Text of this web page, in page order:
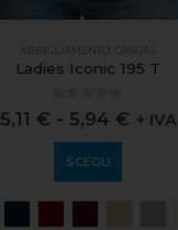
ABBIGLIAMENTO CASUAL
Ladies Iconic 195 T
out of 5
5,11 € - 5,94 € + IVA
SCEGLI